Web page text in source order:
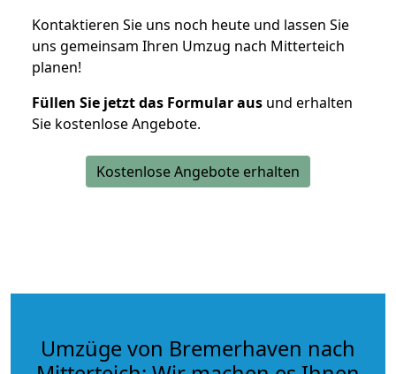
Kontaktieren Sie uns noch heute und lassen Sie
uns gemeinsam Ihren Umzug nach Mitterteich
planen!
Füllen Sie jetzt das Formular aus und erhalten
Sie kostenlose Angebote.
Kostenlose Angebote erhalten
Umzüge von Bremerhaven nach